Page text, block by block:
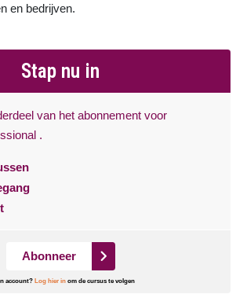
en bedrijven.
Stap nu in
van het abonnement voor
.
Abonneer
account? Log hier in om de cursus te volgen